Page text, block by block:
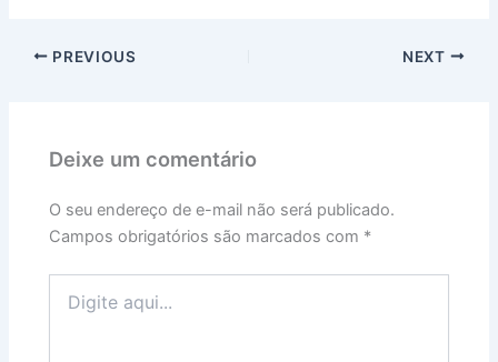
PREVIOUS NEXT
Deixe um comentário
O seu endereço de e-mail não será publicado.
Campos obrigatórios são marcados com *
aqui...